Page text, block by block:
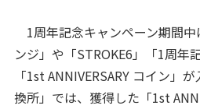
1周年記念キャンペーン期間
ンジ」や「STROKE6」「1周年
「1st ANNIVERSARY コイン」
換所」では、獲得した「1st